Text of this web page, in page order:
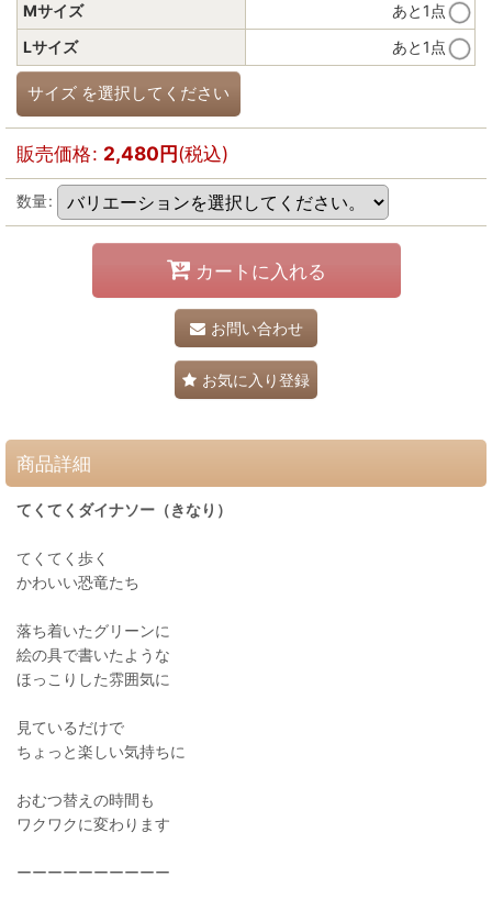
Mサイズ
あと1点
Lサイズ
あと1点
サイズ を選択してください
販売価格: 2,480円(税込)
数量:
カートに入れる
お問い合わせ
お気に入り登録
商品詳細
てくてくダイナソー（きなり）
てくてく歩く
かわいい恐竜たち
落ち着いたグリーンに
絵の具で書いたような
ほっこりした雰囲気に
見ているだけで
ちょっと楽しい気持ちに
おむつ替えの時間も
ワクワクに変わります
ーーーーーーーーーー